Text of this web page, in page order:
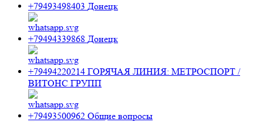
+79493498403 Донецк
+79494339868 Донецк
+79494220214 ГОРЯЧАЯ ЛИНИЯ: МЕТРОСПОРТ /
ВИТОНС ГРУПП
+79493500962 Общие вопросы